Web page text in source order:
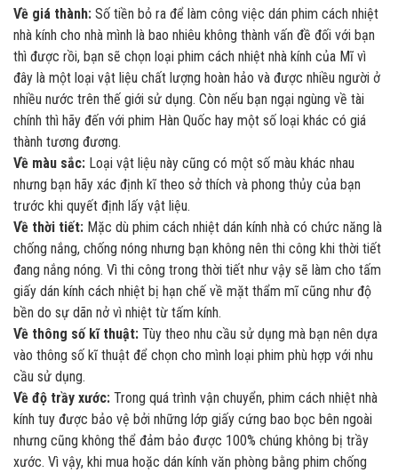
Về giá thành: Số tiền bỏ ra để làm công việc dán phim cách nhiệt
nhà kính cho nhà mình là bao nhiêu không thành vấn đề đối với bạn
thì được rồi, bạn sẽ chọn loại phim cách nhiệt nhà kính của Mĩ vì
đây là một loại vật liệu chất lượng hoàn hảo và được nhiều người ở
nhiều nước trên thế giới sử dụng. Còn nếu bạn ngại ngùng về tài
chính thì hãy đến với phim Hàn Quốc hay một số loại khác có giá
thành tương đương.
Về màu sắc: Loại vật liệu này cũng có một số màu khác nhau
nhưng bạn hãy xác định kĩ theo sở thích và phong thủy của bạn
trước khi quyết định lấy vật liệu.
Về thời tiết: Mặc dù phim cách nhiệt dán kính nhà có chức năng là
chống nắng, chống nóng nhưng bạn không nên thi công khi thời tiết
đang nắng nóng. Vì thi công trong thời tiết như vậy sẽ làm cho tấm
giấy dán kính cách nhiệt bị hạn chế về mặt thẩm mĩ cũng như độ
bền do sự dãn nở vì nhiệt từ tấm kính.
Về thông số kĩ thuật: Tùy theo nhu cầu sử dụng mà bạn nên dựa
vào thông số kĩ thuật để chọn cho mình loại phim phù hợp với nhu
cầu sử dụng.
Về độ trầy xước: Trong quá trình vận chuyển, phim cách nhiệt nhà
kính tuy được bảo vệ bởi những lớp giấy cứng bao bọc bên ngoài
nhưng cũng không thể đảm bảo được 100% chúng không bị trầy
xước. Vì vậy, khi mua hoặc dán kính văn phòng bằng phim chống